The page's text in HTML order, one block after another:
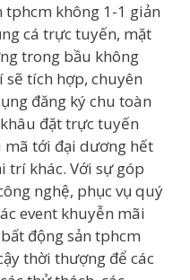
tphcm không 1-1 giản
cá trực tuyến, mặt
trong bầu không
tích hợp, chuyên
đăng ký chu toàn
đặt trực tuyến
mã tới đại dương hết
trí khác. Với sự góp
nghệ, phục vụ quý
event khuyễn mãi
động sản tphcm
thời thượng để các